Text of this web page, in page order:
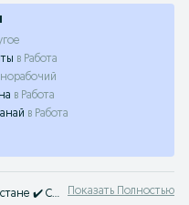
в Работа
в Работа
в Работа
работа для студентов - Вакансии в Казахстане ✔️ Свежие предложения от работодателей ⭐ Полная и частичная занятость ➤ Найти работу на OLX.kz! Показать Полностью